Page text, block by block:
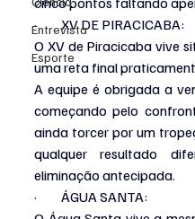
Entrevista
Esporte
·         XV DE PIRACICABA:
O XV de Piracicaba vive
uma reta final
A equipe é obrigada a
começando pelo
ainda torcer por um
qualquer resultado
eliminação antecipada.
·         ÁGUA SANTA: